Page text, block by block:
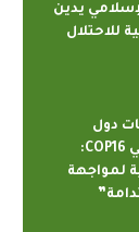
يدين
للاحتلال
دول
منظمة التعاون الإسلامي في COP16:
لمواجهة